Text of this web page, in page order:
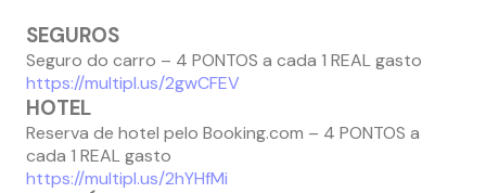
SEGUROS
Seguro do carro – 4 PONTOS a cada 1 REAL gasto
https://multipl.us/2gwCFEV
HOTEL
Reserva de hotel pelo Booking.com – 4 PONTOS a
cada 1 REAL gasto
https://multipl.us/2hYHfMi